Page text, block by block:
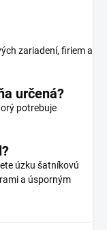
zariadení, firiem a
určená?
potrebuje
úzku šatníkovú
a úsporným